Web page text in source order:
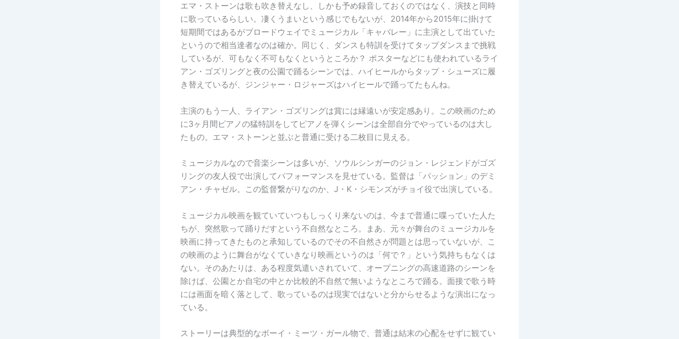
エマ・ストーンは歌も吹き替えなし、しかも予め録音しておくのではなく、演技と同時
に歌っているらしい。凄くうまいという感じでもないが、2014年から2015年に掛けて
短期間ではあるがブロードウェイでミュージカル「キャバレー」に主演として出ていた
というので相当達者なのは確か。同じく、ダンスも特訓を受けてタップダンスまで挑戦
しているが、可もなく不可もなくというところか？ ポスターなどにも使われているライ
アン・ゴズリングと夜の公園で踊るシーンでは、ハイヒールからタップ・シューズに履
き替えているが、ジンジャー・ロジャーズはハイヒールで踊ってたもんね。
主演のもう一人、ライアン・ゴズリングは賞には縁遠いが安定感あり。この映画のため
に3ヶ月間ピアノの猛特訓をしてピアノを弾くシーンは全部自分でやっているのは大し
たもの。エマ・ストーンと並ぶと普通に受ける二枚目に見える。
ミュージカルなので音楽シーンは多いが、ソウルシンガーのジョン・レジェンドがゴズ
リングの友人役で出演してパフォーマンスを見せている。監督は「パッション」のデミ
アン・チャゼル。この監督繋がりなのか、J・K・シモンズがチョイ役で出演している。
ミュージカル映画を観ていていつもしっくり来ないのは、今まで普通に喋っていた人た
ちが、突然歌って踊りだすという不自然なところ。まあ、元々が舞台のミュージカルを
映画に持ってきたものと承知しているのでその不自然さが問題とは思っていないが、こ
の映画のように舞台がなくていきなり映画というのは「何で？」という気持ちもなくは
ない。そのあたりは、ある程度気遣いされていて、オープニングの高速道路のシーンを
除けば、公園とか自宅の中とか比較的不自然で無いようなところで踊る。面接で歌う時
には画面を暗く落として、歌っているのは現実ではないと分からせるような演出になっ
ている。
ストーリーは典型的なボーイ・ミーツ・ガール物で、普通は結末の心配をせずに観てい